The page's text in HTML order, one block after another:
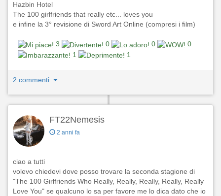
Hazbin Hotel
The 100 girlfriends that really etc... loves you
e infine la 3° revisione di Sword Art Online (compresi i film)
3 0 0
0
1
1
2 commenti
FT22Nemesis
2 anni fa
ciao a tutti
volevo chiedevi dove posso trovare la seconda stagione di
"The 100 Girlfriends Who Really, Really, Really, Really, Really
Love You" se qualcuno lo sa per favore me lo dica dato che io